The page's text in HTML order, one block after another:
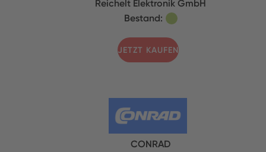
Reichelt Elektronik GmbH
Bestand:
JETZT KAUFEN
CONRAD